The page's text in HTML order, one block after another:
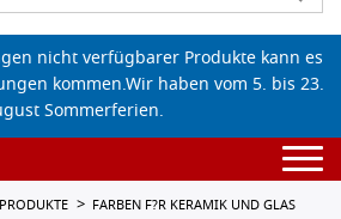
nicht verfügbarer Produkte kann es
kommen.Wir haben vom 5. bis 23.
Sommerferien.
FARBEN F?R KERAMIK UND GLAS